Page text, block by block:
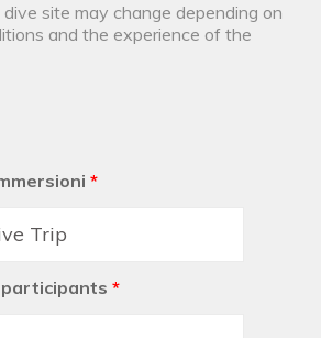
site may change depending on
and the experience of the
*
*